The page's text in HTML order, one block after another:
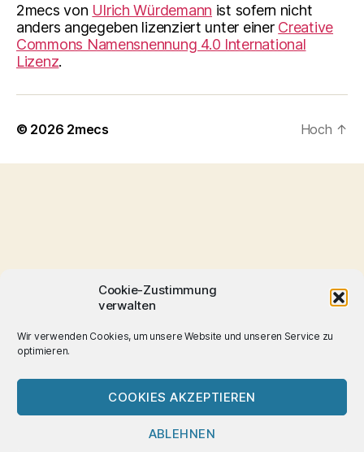
Cookie-Zustimmung
verwalten
Wir verwenden Cookies, um unsere Website und unseren Service zu
optimieren.
COOKIES AKZEPTIEREN
ABLEHNEN
2mecs von Ulrich Würdemann ist sofern nicht
anders angegeben lizenziert unter einer Creative
Commons Namensnennung 4.0 International
Lizenz.
© 2026 2mecs Hoch ↑